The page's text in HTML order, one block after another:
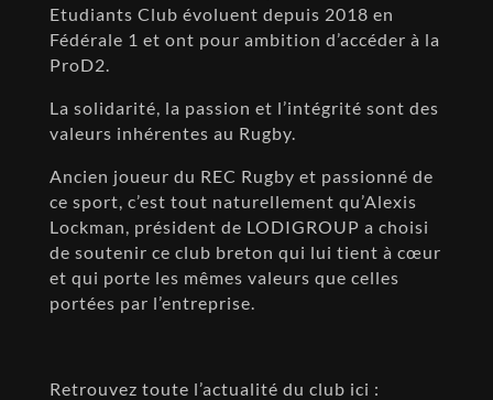
Etudiants Club évoluent depuis 2018 en
Fédérale 1 et ont pour ambition d’accéder à la
ProD2.
La solidarité, la passion et l’intégrité sont des
valeurs inhérentes au Rugby.
Ancien joueur du REC Rugby et passionné de
ce sport, c’est tout naturellement qu’Alexis
Lockman, président de LODIGROUP a choisi
de soutenir ce club breton qui lui tient à cœur
et qui porte les mêmes valeurs que celles
portées par l’entreprise.
Retrouvez toute l’actualité du club ici :